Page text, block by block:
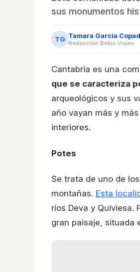
sus monumentos
TG Tamara García
Redacción Bekia Viajes
Cantabria es una
que se caracteriza
arqueológicos y sus
año vayan más y
interiores.
Potes
Se trata de uno de
montañas. Esta
ríos Deva y Quiviesa.
gran paisaje, situada